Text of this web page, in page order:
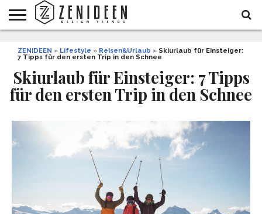
INNENDESIGN
ARCHITEKTUR
GARTEN
UND
LIFESTYLE
DEKO
&
DIY
STYLE
REZEPTE
GESUNDHEIT
WEIHNACHTEN
ZENIDEEN » Lifestyle » Reisen&Urlaub » Skiurlaub für Einsteiger:
7 Tipps für den ersten Trip in den Schnee
Skiurlaub für Einsteiger: 7 Tipps
für den ersten Trip in den Schnee